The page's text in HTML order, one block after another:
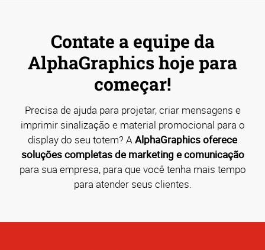
Contate a equipe da
AlphaGraphics hoje para
começar!
Precisa de ajuda para projetar, criar mensagens e
imprimir sinalização e material promocional para o
display do seu totem? AAlphaGraphics oferece
soluções completas de marketing e comunicação
para sua empresa, para que você tenha mais tempo
para atender seus clientes.